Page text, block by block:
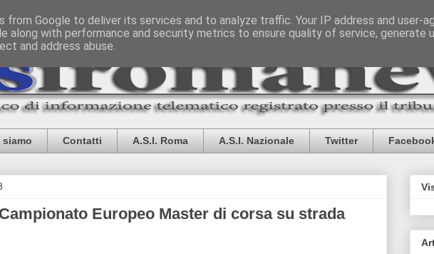
siamo Contatti A.S.I. Roma A.S.I. Nazionale Twitter
Europeo Master di corsa su strada
from Google to deliver its services and to analyze traffic. Your IP address and user-
along with performance and security metrics to ensure quality of service, generate
and address abuse.